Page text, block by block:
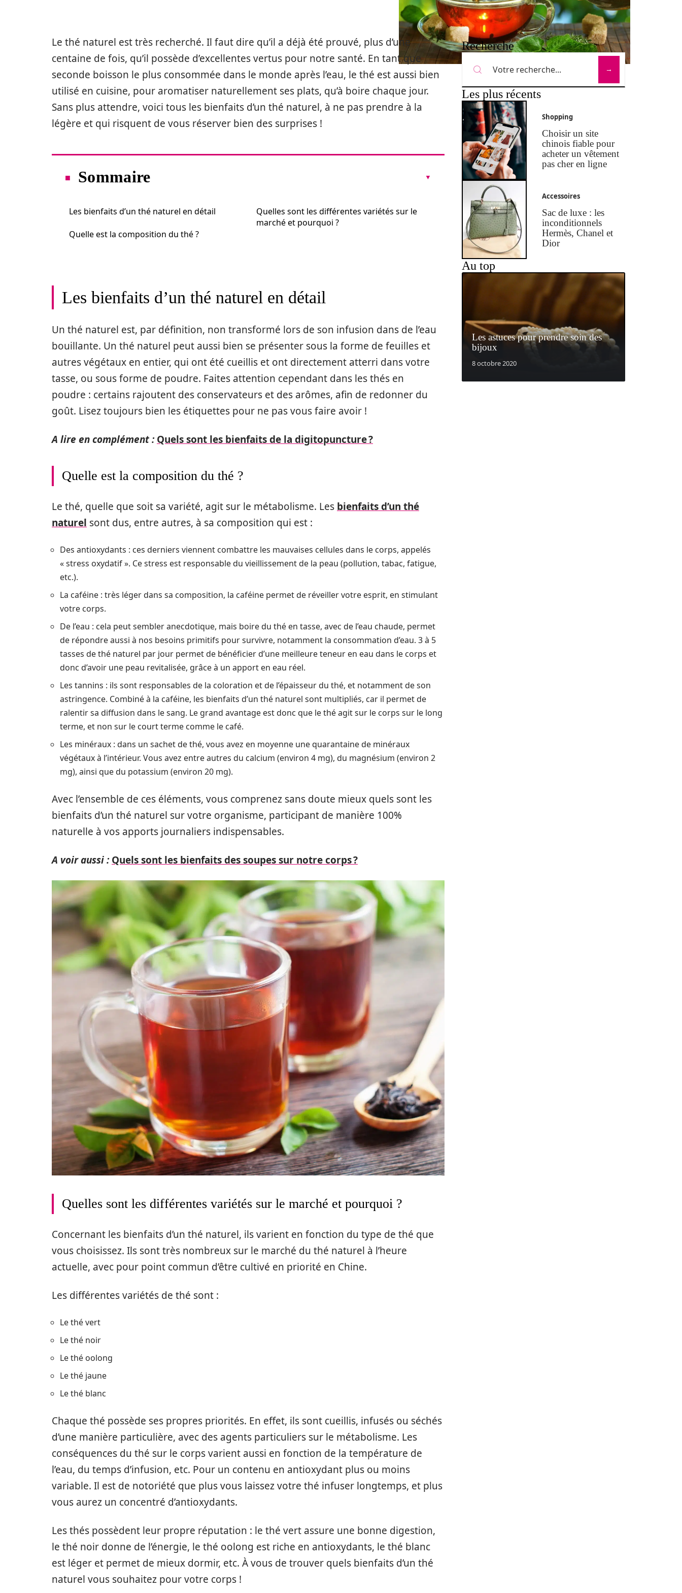
Le thé naturel est très recherché. Il faut dire qu’il a déjà été prouvé, plus d’une
centaine de fois, qu’il possède d’excellentes vertus pour notre santé. En tant que
seconde boisson le plus consommée dans le monde après l’eau, le thé est aussi bien
utilisé en cuisine, pour aromatiser naturellement ses plats, qu’à boire chaque jour.
Sans plus attendre, voici tous les bienfaits d’un thé naturel, à ne pas prendre à la
légère et qui risquent de vous réserver bien des surprises !
Sommaire
Les bienfaits d’un thé naturel en détail
Quelle est la composition du thé ?
Quelles sont les différentes variétés sur le
marché et pourquoi ?
Les bienfaits d’un thé naturel en détail
Un thé naturel est, par définition, non transformé lors de son infusion dans de l’eau
bouillante. Un thé naturel peut aussi bien se présenter sous la forme de feuilles et
autres végétaux en entier, qui ont été cueillis et ont directement atterri dans votre
tasse, ou sous forme de poudre. Faites attention cependant dans les thés en
poudre : certains rajoutent des conservateurs et des arômes, afin de redonner du
goût. Lisez toujours bien les étiquettes pour ne pas vous faire avoir !
A lire en complément : Quels sont les bienfaits de la digitopuncture ?
Quelle est la composition du thé ?
Le thé, quelle que soit sa variété, agit sur le métabolisme. Les bienfaits d’un thé
naturel sont dus, entre autres, à sa composition qui est :
Des antioxydants : ces derniers viennent combattre les mauvaises cellules dans le corps, appelés
« stress oxydatif ». Ce stress est responsable du vieillissement de la peau (pollution, tabac, fatigue,
etc.).
La caféine : très léger dans sa composition, la caféine permet de réveiller votre esprit, en stimulant
votre corps.
De l’eau : cela peut sembler anecdotique, mais boire du thé en tasse, avec de l’eau chaude, permet
de répondre aussi à nos besoins primitifs pour survivre, notamment la consommation d’eau. 3 à 5
tasses de thé naturel par jour permet de bénéficier d’une meilleure teneur en eau dans le corps et
donc d’avoir une peau revitalisée, grâce à un apport en eau réel.
Les tannins : ils sont responsables de la coloration et de l’épaisseur du thé, et notamment de son
astringence. Combiné à la caféine, les bienfaits d’un thé naturel sont multipliés, car il permet de
ralentir sa diffusion dans le sang. Le grand avantage est donc que le thé agit sur le corps sur le long
terme, et non sur le court terme comme le café.
Les minéraux : dans un sachet de thé, vous avez en moyenne une quarantaine de minéraux
végétaux à l’intérieur. Vous avez entre autres du calcium (environ 4 mg), du magnésium (environ 2
mg), ainsi que du potassium (environ 20 mg).
Avec l’ensemble de ces éléments, vous comprenez sans doute mieux quels sont les
bienfaits d’un thé naturel sur votre organisme, participant de manière 100%
naturelle à vos apports journaliers indispensables.
A voir aussi : Quels sont les bienfaits des soupes sur notre corps ?
Quelles sont les différentes variétés sur le marché et pourquoi ?
Concernant les bienfaits d’un thé naturel, ils varient en fonction du type de thé que
vous choisissez. Ils sont très nombreux sur le marché du thé naturel à l’heure
actuelle, avec pour point commun d’être cultivé en priorité en Chine.
Les différentes variétés de thé sont :
Le thé vert
Le thé noir
Le thé oolong
Le thé jaune
Le thé blanc
Chaque thé possède ses propres priorités. En effet, ils sont cueillis, infusés ou séchés
d’une manière particulière, avec des agents particuliers sur le métabolisme. Les
conséquences du thé sur le corps varient aussi en fonction de la température de
l’eau, du temps d’infusion, etc. Pour un contenu en antioxydant plus ou moins
variable. Il est de notoriété que plus vous laissez votre thé infuser longtemps, et plus
vous aurez un concentré d’antioxydants.
Les thés possèdent leur propre réputation : le thé vert assure une bonne digestion,
le thé noir donne de l’énergie, le thé oolong est riche en antioxydants, le thé blanc
est léger et permet de mieux dormir, etc. À vous de trouver quels bienfaits d’un thé
naturel vous souhaitez pour votre corps !
Recherche
Les plus récents
Shopping
Choisir un site
chinois fiable pour
acheter un vêtement
pas cher en ligne
Accessoires
Sac de luxe : les
inconditionnels
Hermès, Chanel et
Dior
Au top
Les astuces pour prendre soin des
bijoux
8 octobre 2020